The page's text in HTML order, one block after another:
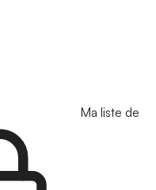
Ma liste de